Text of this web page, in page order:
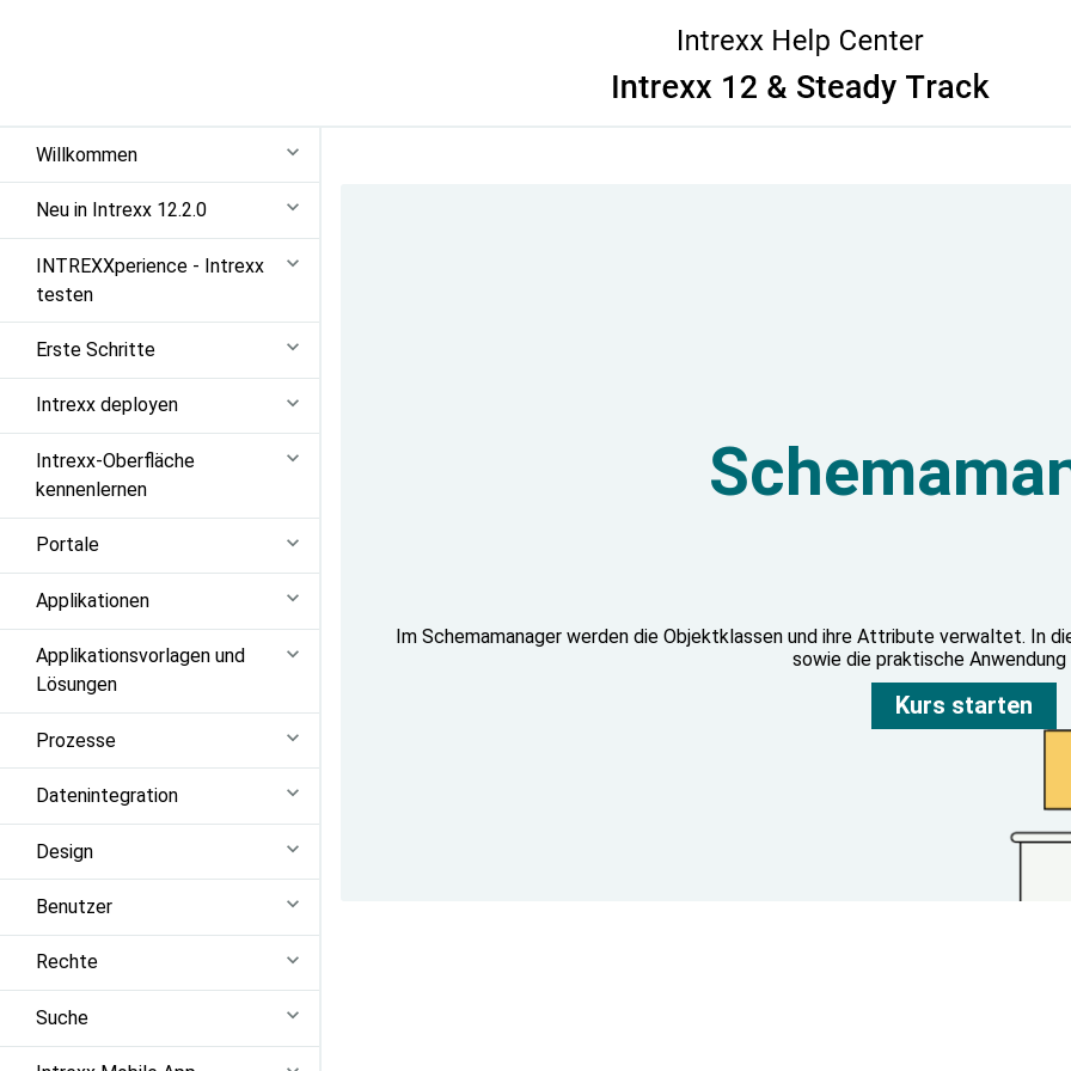
Zu Hauptinhalt springen
Willkommen
Neu in Intrexx 12.2.0
INTREXXperience - Intrexx
testen
Erste Schritte
Intrexx deployen
Intrexx-Oberfläche
kennenlernen
Portale
Applikationen
Applikationsvorlagen und
Lösungen
Prozesse
Datenintegration
Design
Benutzer
Rechte
Suche
Im Schemamanager werden die Objektklassen und ihre Attribute verwaltet. In
sowie die praktische Anwendung
Kurs starten